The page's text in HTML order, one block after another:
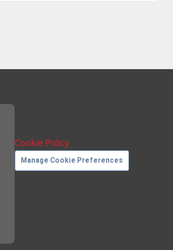
Cookie Policy
Manage Cookie Preferences